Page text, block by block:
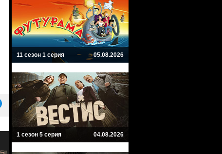
11 сезон 1 серия 05.08.2026
1 сезон 5 серия 04.08.2026